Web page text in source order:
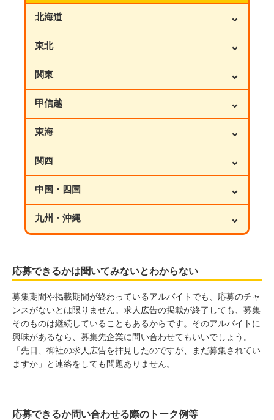
北海道 ⌄
東北 ⌄
関東 ⌄
甲信越 ⌄
東海 ⌄
関西 ⌄
中国・四国 ⌄
九州・沖縄 ⌄
応募できるかは聞いてみないとわからない
募集期間や掲載期間が終わっているアルバイトでも、応募のチャ
ンスがないとは限りません。求人広告の掲載が終了しても、募集
そのものは継続していることもあるからです。そのアルバイトに
興味があるなら、募集先企業に問い合わせてもいいでしょう。
「先日、御社の求人広告を拝見したのですが、まだ募集されてい
ますか」と連絡をしても問題ありません。
応募できるか問い合わせる際のトーク例等